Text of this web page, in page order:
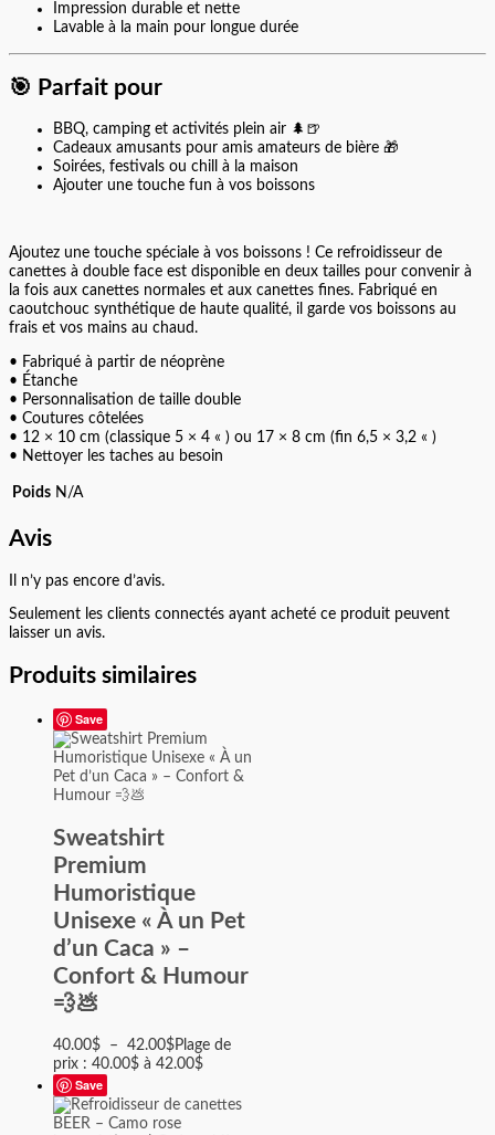
Impression durable et nette
Lavable à la main pour longue durée
🎯 Parfait pour
BBQ, camping et activités plein air 🌲🍺
Cadeaux amusants pour amis amateurs de bière 🎁
Soirées, festivals ou chill à la maison
Ajouter une touche fun à vos boissons
Ajoutez une touche spéciale à vos boissons ! Ce refroidisseur de
canettes à double face est disponible en deux tailles pour convenir à
la fois aux canettes normales et aux canettes fines. Fabriqué en
caoutchouc synthétique de haute qualité, il garde vos boissons au
frais et vos mains au chaud.
• Fabriqué à partir de néoprène
• Étanche
• Personnalisation de taille double
• Coutures côtelées
• 12 × 10 cm (classique 5 × 4 « ) ou 17 × 8 cm (fin 6,5 × 3,2 « )
• Nettoyer les taches au besoin
Poids N/A
Avis
Il n’y pas encore d’avis.
Seulement les clients connectés ayant acheté ce produit peuvent
laisser un avis.
Produits similaires
Save
Sweatshirt
Premium
Humoristique
Unisexe « À un Pet
d’un Caca » –
Confort & Humour
💨💩
40.00$ – 42.00$Plage de
prix : 40.00$ à 42.00$
Save